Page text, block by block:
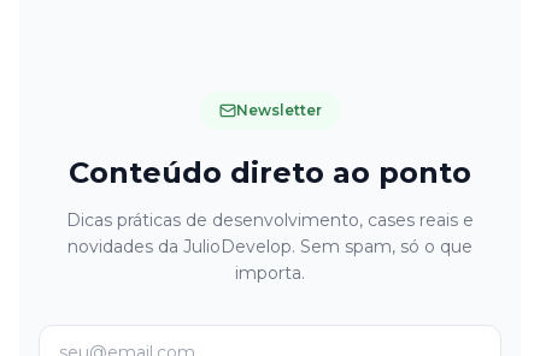
Newsletter
Conteúdo direto ao ponto
Dicas práticas de desenvolvimento, cases reais e
novidades da JulioDevelop. Sem spam, só o que
importa.